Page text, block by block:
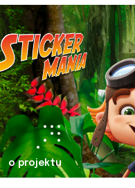
o projektu